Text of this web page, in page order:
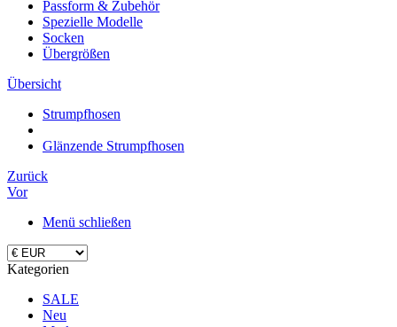
Passform & Zubehör
Spezielle Modelle
Socken
Übergrößen
Übersicht
Strumpfhosen
Glänzende Strumpfhosen
Zurück
Vor
Menü schließen
Kategorien
SALE
Neu